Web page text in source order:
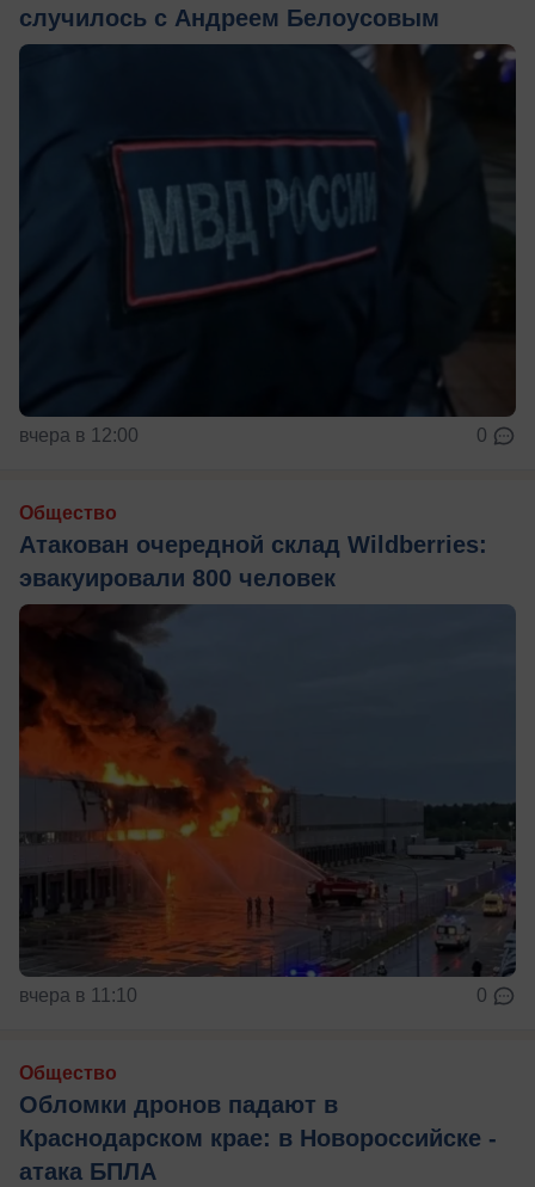
случилось с Андреем Белоусовым
вчера в 12:00 0
Общество
Атакован очередной склад Wildberries:
эвакуировали 800 человек
вчера в 11:10 0
Общество
Обломки дронов падают в
Краснодарском крае: в Новороссийске -
атака БПЛА